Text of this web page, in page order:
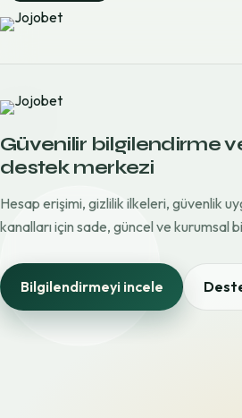
Güvenilir bilgilendirme
destek merkezi
Hesap erişimi, gizlilik ilkeleri, güvenlik
kanalları için sade, güncel ve kurumsal
Bilgilendirmeyi incele